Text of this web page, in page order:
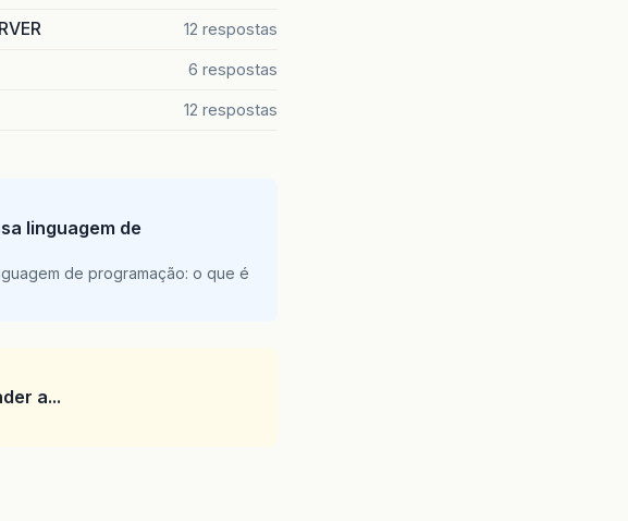
12 respostas
6 respostas
12 respostas
linguagem de
de programação: o que é
a...